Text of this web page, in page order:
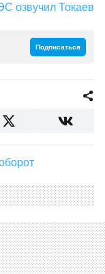
озвучил Токаев
Подписаться